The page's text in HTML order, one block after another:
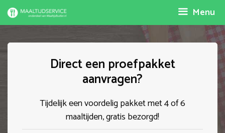
Spring
naar
Menu
Direct een proefpakket
aanvragen?
Tijdelijk een voordelig pakket met 4 of 6
maaltijden, gratis bezorgd!